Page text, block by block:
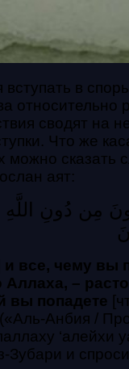
вступать в
относительно
сводят на
Что же
можно сказать
аят:
مِن دُونِ
и все, чему вы
Аллаха, –
вы попадете
(«Аль-Анбия /
‘алейхи
Зубари и